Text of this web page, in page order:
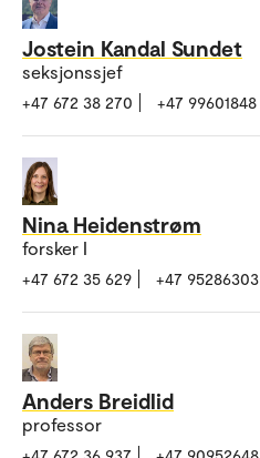
Jostein Kandal Sundet
seksjonssjef
+47 672 38 270 +47 99601848
Nina Heidenstrøm
forsker I
+47 672 35 629 +47 95286303
Anders Breidlid
professor